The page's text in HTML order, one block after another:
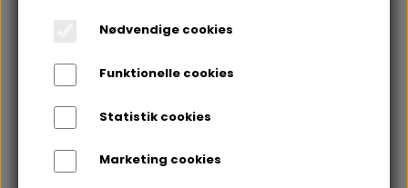
ANSIGT
FOUNDATION
BLUSH
BRYN
GEL
ØJNE
HUDPLEJE
ØJENCREME
HÅRPLEJE
SHAMPOO
Nødvendige cookies
Funktionelle cookies
Statistik cookies
Marketing cookies